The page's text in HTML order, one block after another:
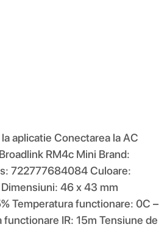
aplicatie Conectarea la AC
RM4c Mini Brand:
722777684084 Culoare:
46 x 43 mm
Temperatura functionare: 0C –
IR: 15m Tensiune de